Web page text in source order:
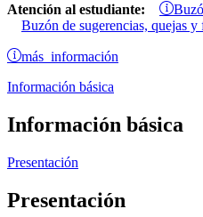
Atención al estudiante:
Buzón de sugerencias, quejas
más información
Información básica
Información básica
Presentación
Presentación